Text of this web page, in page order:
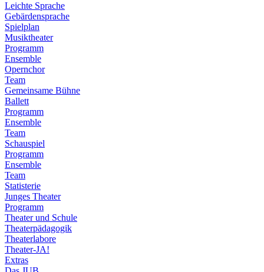
Leichte Sprache
Gebärdensprache
Spielplan
Musiktheater
Programm
Ensemble
Opernchor
Team
Gemeinsame Bühne
Ballett
Programm
Ensemble
Team
Schauspiel
Programm
Ensemble
Team
Statisterie
Junges Theater
Programm
Theater und Schule
Theaterpädagogik
Theaterlabore
Theater-JA!
Extras